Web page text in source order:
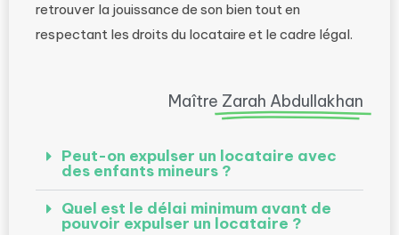
retrouver la jouissance de son bien tout en
respectant les droits du locataire et le cadre légal.
Maître Zarah Abdullakhan
Peut-on expulser un locataire avec
des enfants mineurs ?
Quel est le délai minimum avant de
pouvoir expulser un locataire ?